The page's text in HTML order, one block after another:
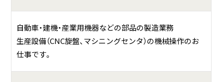
主に自動車関連の駆動系部品などの『精密切削加工』を行っ
ております。
自動車・建機・産業用機器などの部品の製造業務
生産設備（CNC旋盤、マシニングセンタ）の機械操作のお
仕事です。